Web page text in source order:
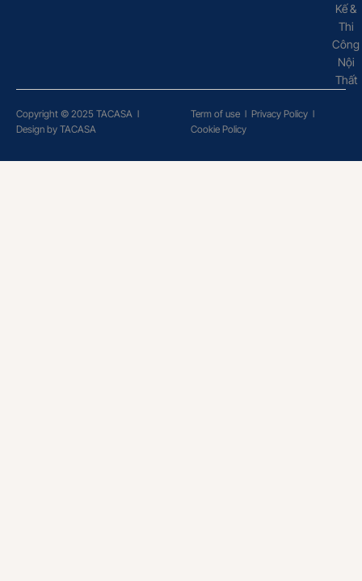
Kế &
Thi
Công
Nội
Thất
Copyright © 2025 TACASA l
Design by TACASA
Term of use l Privacy Policy l
Cookie Policy